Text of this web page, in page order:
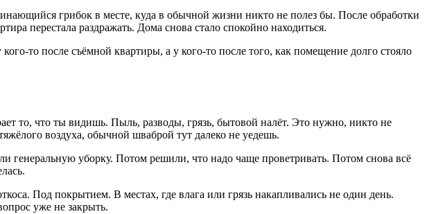
грибок в месте, куда в обычной жизни никто не полез бы. После обработки
перестала раздражать. Дома снова стало спокойно находиться.
то после съёмной квартиры, а у кого-то после того, как помещение долго стояло
то, что ты видишь. Пыль, разводы, грязь, бытовой налёт. Это нужно, никто не
воздуха, обычной шваброй тут далеко не уедешь.
уборку. Потом решили, что надо чаще проветривать. Потом снова всё
Под покрытием. В местах, где влага или грязь накапливались не один день.
уже не закрыть.